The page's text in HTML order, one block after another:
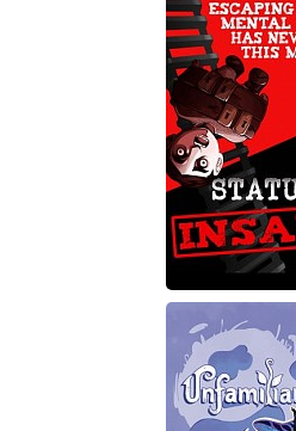
Mutiny